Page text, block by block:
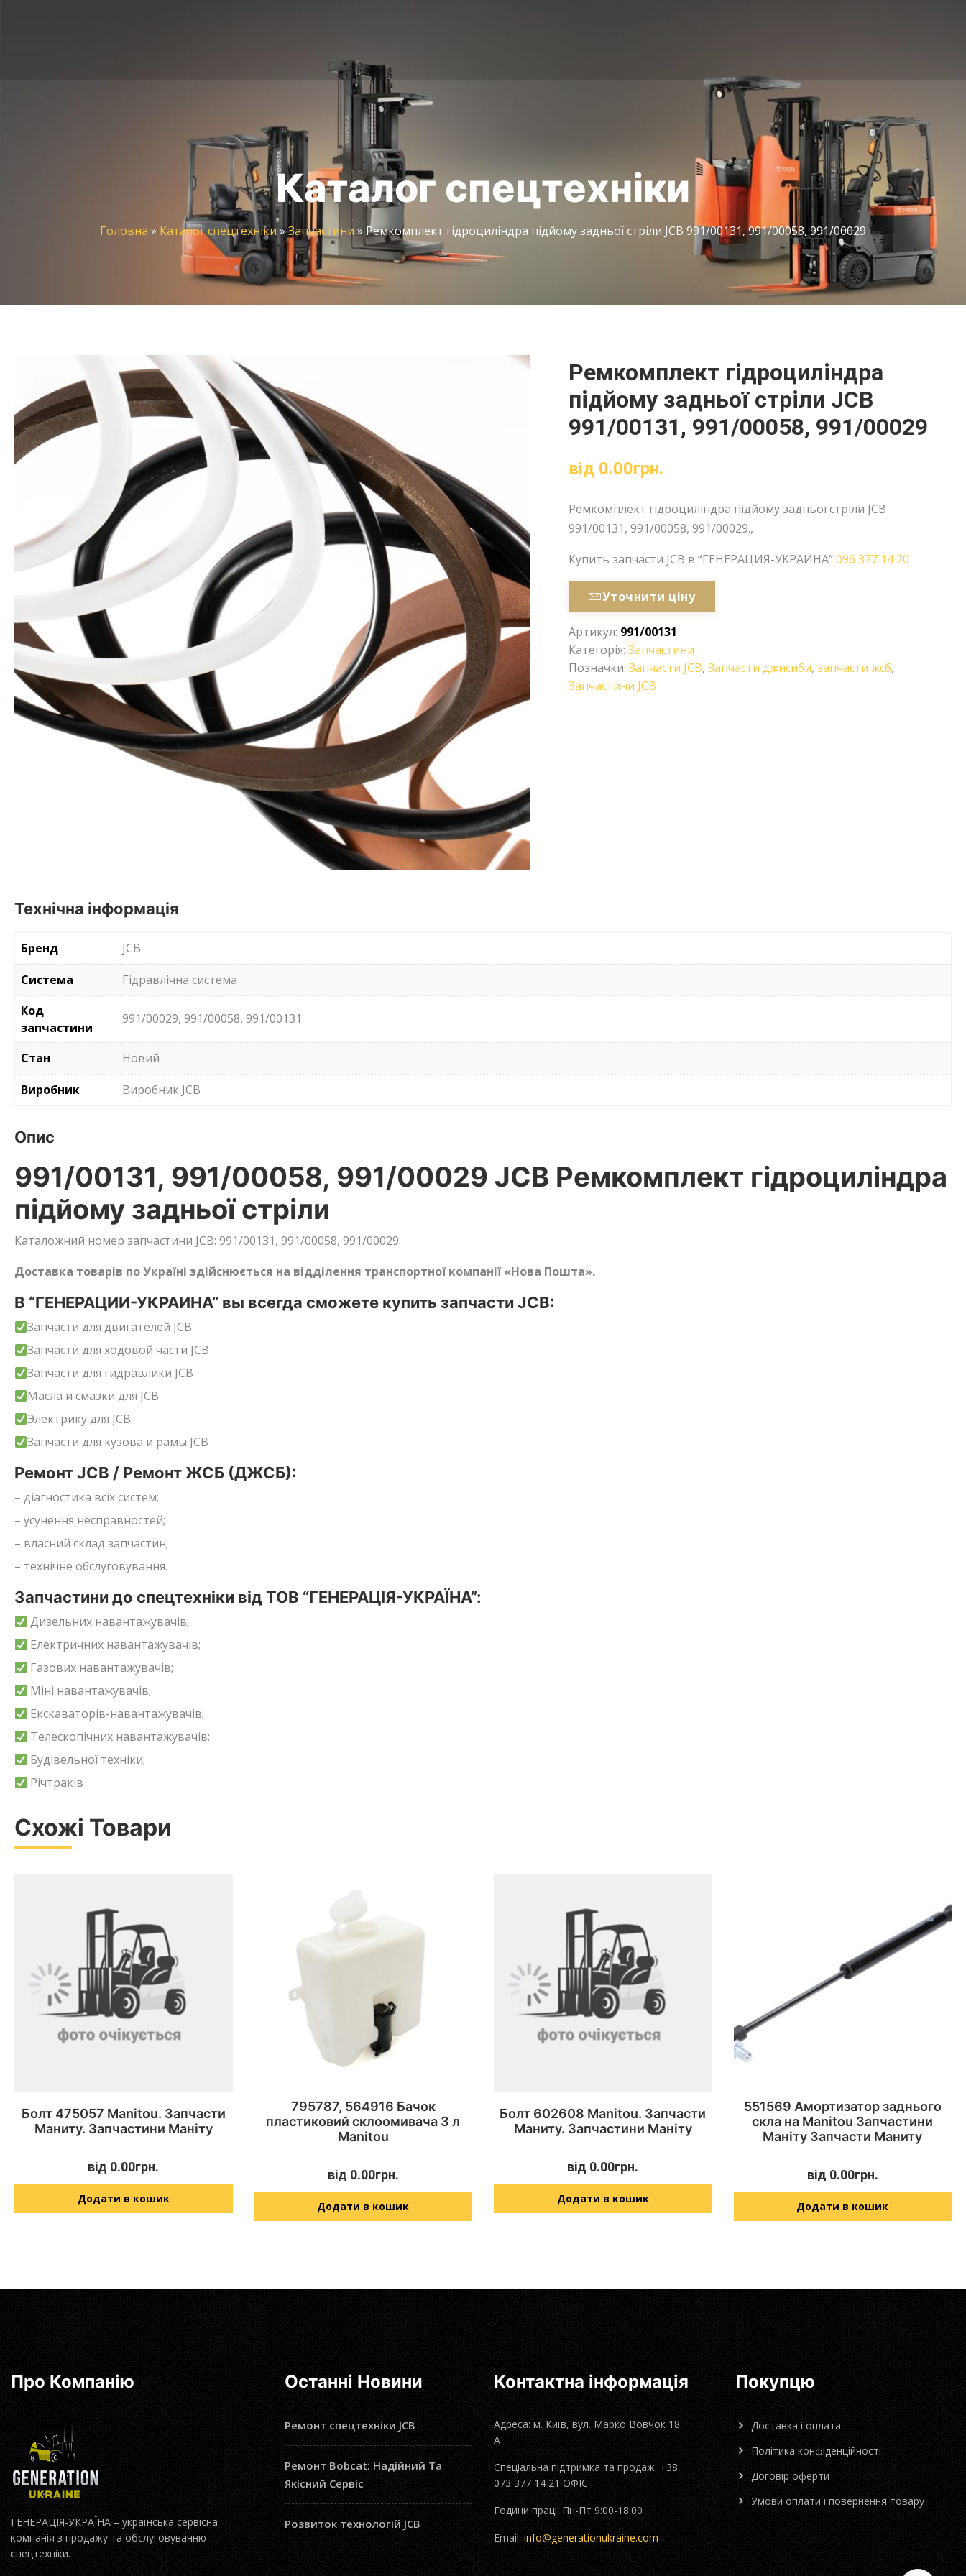
Каталог спецтехніки
Головна » Каталог спецтехніки»Запчастини » Ремкомплект гідроциліндра підйому задньої стріли JCB 991/00131, 991/00058, 991/00029
Ремкомплект гідроциліндра
підйому задньої стріли JCB
991/00131, 991/00058, 991/00029
від 0.00грн.
Ремкомплект гідроциліндра підйому задньої стріли JCB
991/00131, 991/00058, 991/00029.,
Купить запчасти JCB в “ГЕНЕРАЦИЯ-УКРАИНА”096 377 14 20
Уточнити ціну
Артикул: 991/00131
Категорія:Запчастини
Позначки:Запчасти JCB,Запчасти джисиби,запчасти жсб,
Запчастини JCB
Технічна інформація
Бренд
JCB
Система
Гідравлічна система
Код
запчастини
991/00029, 991/00058, 991/00131
Стан
Новий
Виробник
Виробник JCB
Опис
991/00131, 991/00058, 991/00029 JCB Ремкомплект гідроциліндра
підйому задньої стріли
Каталожний номер запчастини JCB: 991/00131, 991/00058, 991/00029.
Доставка товарів по Україні здійснюється на відділення транспортної компанії «Нова Пошта».
В “ГЕНЕРАЦИИ-УКРАИНА” вы всегда сможете купить запчасти JCB:
Запчасти для двигателей JCB
Запчасти для ходовой части JCB
Запчасти для гидравлики JCB
Масла и смазки для JCB
Электрику для JCB
Запчасти для кузова и рамы JCB
Ремонт JCB / Ремонт ЖСБ (ДЖСБ):
– діагностика всіх систем;
– усунення несправностей;
– власний склад запчастин;
– технічне обслуговування.
Запчастини до спецтехніки від ТОВ “ГЕНЕРАЦІЯ-УКРАЇНА”:
Дизельних навантажувачів;
Електричних навантажувачів;
Газових навантажувачів;
Міні навантажувачів;
Екскаваторів-навантажувачів;
Телескопічних навантажувачів;
Будівельної техніки;
Річтраків
Схожі Товари
Болт 475057 Manitou. Запчасти
Маниту. Запчастини Маніту
від 0.00грн.
Додати в кошик
795787, 564916 Бачок
пластиковий склоомивача 3 л
Manitou
від 0.00грн.
Додати в кошик
Болт 602608 Manitou. Запчасти
Маниту. Запчастини Маніту
від 0.00грн.
Додати в кошик
551569 Амортизатор заднього
скла на Manitou Запчастини
Маніту Запчасти Маниту
від 0.00грн.
Додати в кошик
Про Компанію
ГЕНЕРАЦІЯ-УКРАЇНА – українська сервісна
компанія з продажу та обслуговуванню
спецтехніки.
Останні Новини
Ремонт спецтехніки JCB
Ремонт Bobcat: Надійний Та
Якісний Сервіс
Розвиток технологій JCB
Контактна інформація
Адреса: м. Київ, вул. Марко Вовчок 18
А
Спеціальна підтримка та продаж: +38
073 377 14 21 ОФІС
Години праці: Пн-Пт 9:00-18:00
Email: info@generationukraine.com
Покупцю
Доставка і оплата
Політика конфіденційності
Договір оферти
Умови оплати і повернення товару